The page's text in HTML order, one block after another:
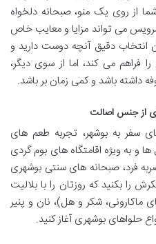
از روی یک منو، صبحانه دلخواه
می تواند مزایا و معایب خاص
انتخاب دقیق آنچه دوست دارید و
فراهم می کند، اما از سوی دیگر،
باشد و کمی زمان بر باشد.
از جنس اصالت
سفر به بوشهر، تجربه طعم های
به ویژه اقامتگاه های بوم گردی
فرد، صبحانه های سنتی بوشهری
را بکنید که روزتان را با بلالیت
شکر و هل)، نان و پنیر
حلواهای بوشهری آغاز کنید.